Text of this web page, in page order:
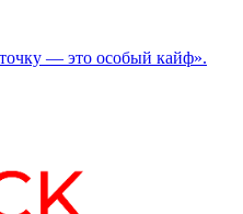
— это особый кайф».